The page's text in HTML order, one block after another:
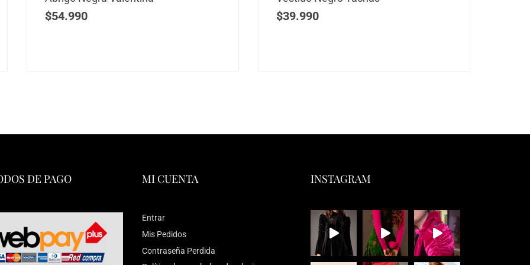
$54.990 $39.990
DE PAGO MI CUENTA
Entrar
Mis Pedidos
Contraseña Perdida
INSTAGRAM